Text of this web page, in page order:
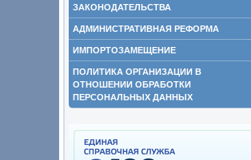
ЗАКОНОДАТЕЛЬСТВА
АДМИНИСТРАТИВНАЯ РЕФОРМА
ИМПОРТОЗАМЕЩЕНИЕ
ПОЛИТИКА ОРГАНИЗАЦИИ В
ОТНОШЕНИИ ОБРАБОТКИ
ПЕРСОНАЛЬНЫХ ДАННЫХ